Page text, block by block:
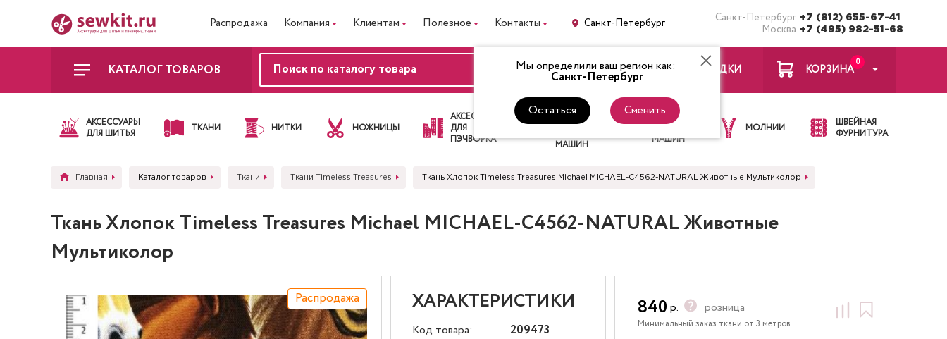
Распродажа Компания Клиентам Полезное Контакты Санкт-Петербург Санкт-Петербург +7 (812) 655-67-41
Москва +7 (495) 982-51-68
Мы определили ваш регион как:
Санкт-Петербург
Остаться Сменить
КАТАЛОГ ТОВАРОВ ВХОД ЗАКЛАДКИ
0
КОРЗИНА
АКСЕССУАРЫ
ДЛЯ ШИТЬЯ
ТКАНИ НИТКИ НОЖНИЦЫ
АКСЕССУАРЫ
ДЛЯ
ПЭЧВОРКА
ЛАПКИ
ДЛЯ
МАШИН
ИГЛЫ ДЛЯ
ШВЕЙНЫХ
МАШИН
МОЛНИИ
ШВЕЙНАЯ
ФУРНИТУРА
Главная Каталог товаров Ткани Ткани Timeless Treasures Ткань Хлопок Timeless Treasures Michael MICHAEL-C4562-NATURAL Животные Мультиколор
Ткань Хлопок Timeless Treasures Michael MICHAEL-C4562-NATURAL Животные
Мультиколор
Распродажа ХАРАКТЕРИСТИКИ
Код товара:
209473
840 р. розница
Минимальный заказ ткани от 3 метров